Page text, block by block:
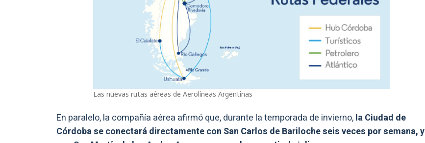
Las nuevas rutas aéreas de Aerolíneas Argentinas
En paralelo, la compañía aérea afirmó que, durante la temporada de invierno,la Ciudad de
Córdoba se conectará directamente con San Carlos de Bariloche seis veces por semana, y